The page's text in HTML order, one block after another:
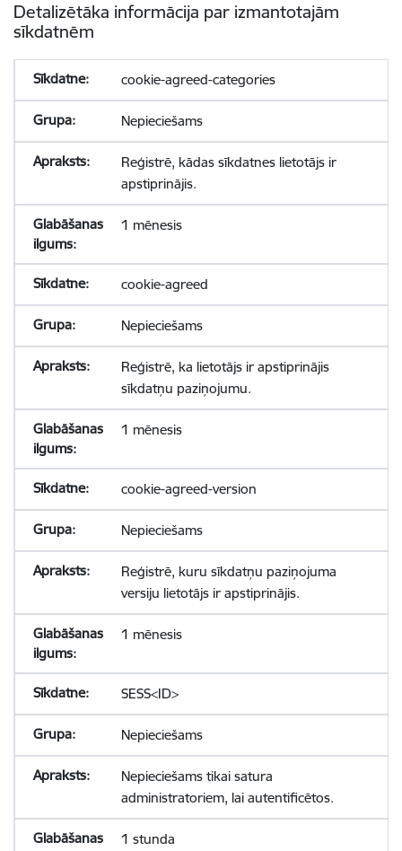
Detalizētāka informācija par izmantotajām
sīkdatnēm
cookie-agreed-categories
Nepieciešams
Reģistrē, kādas sīkdatnes lietotājs ir
apstiprinājis.
1 mēnesis
cookie-agreed
Nepieciešams
Reģistrē, ka lietotājs ir apstiprinājis
sīkdatņu paziņojumu.
1 mēnesis
cookie-agreed-version
Nepieciešams
Reģistrē, kuru sīkdatņu paziņojuma
versiju lietotājs ir apstiprinājis.
1 mēnesis
SESS<ID>
Nepieciešams
Nepieciešams tikai satura
administratoriem, lai autentificētos.
1 stunda